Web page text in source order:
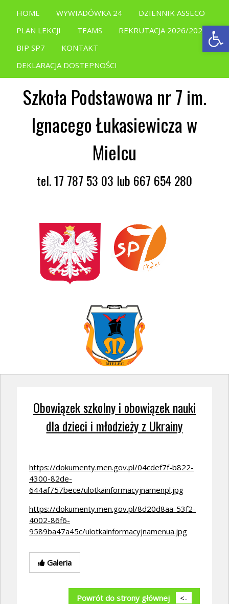
HOME WYWIADÓWKA 24
DZIENNIK ASSECO
PLAN LEKCJI
TEAMS
REKRUTACJA 2026/2027
BIP SP7
KONTAKT
DEKLARACJA DOSTEPNOŚCI
Szkoła Podstawowa nr 7 im.
Ignacego Łukasiewicza w
Mielcu
tel. 17 787 53 03 lub 667 654 280
Obowiązek szkolny i obowiązek nauki
dla dzieci i młodzieży z Ukrainy
https://dokumenty.men.gov.pl/04cdef7f-b822-
4300-82de-
644af757bece/ulotkainformacyjnamenpl.jpg
https://dokumenty.men.gov.pl/8d20d8aa-53f2-
4002-86f6-
9589ba47a45c/ulotkainformacyjnamenua.jpg
Galeria
Powrót do strony głównej <-